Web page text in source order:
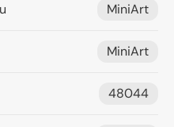
MiniArt
MiniArt
48044